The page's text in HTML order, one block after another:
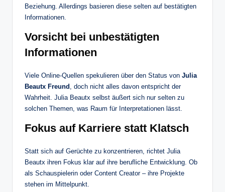
Beziehung. Allerdings basieren diese selten auf bestätigten
Informationen.
Vorsicht bei unbestätigten
Informationen
Viele Online-Quellen spekulieren über den Status von Julia
Beautx Freund , doch nicht alles davon entspricht der
Wahrheit. Julia Beautx selbst äußert sich nur selten zu
solchen Themen, was Raum für Interpretationen lässt.
Fokus auf Karriere statt Klatsch
Statt sich auf Gerüchte zu konzentrieren, richtet Julia
Beautx ihren Fokus klar auf ihre berufliche Entwicklung. Ob
als Schauspielerin oder Content Creator – ihre Projekte
stehen im Mittelpunkt.